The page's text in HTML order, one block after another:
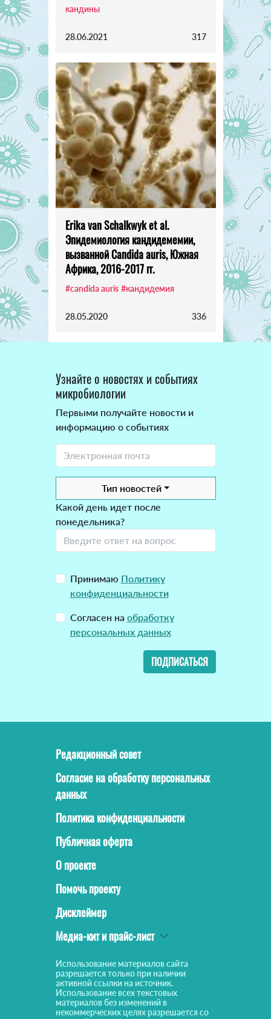
кандины
28.06.2021 317
Erika van Schalkwyk et al.
Эпидемиология кандидемемии,
вызванной Candida auris, Южная
Африка, 2016-2017 гг.
#candida auris #кандидемия
28.05.2020 336
Узнайте о новостях и событиях
микробиологии
Первыми получайте новости и
информацию о событиях
Тип новостей
Какой день идет после
понедельника?
Принимаю Политику
конфиденциальности
Согласен на обработку
персональных данных
ПОДПИСАТЬСЯ
Редакционный совет
Согласие на обработку персональных
данных
Политика конфиденциальности
Публичная оферта
О проекте
Помочь проекту
Дисклеймер
Медиа-кит и прайс-лист
Использование материалов сайта
разрешается только при наличии
активной ссылки на источник.
Использование всех текстовых
материалов без изменений в
некоммерческих целях разрешается со